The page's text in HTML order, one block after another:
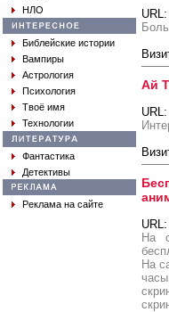
НЛО
Библейские истории
Вампиры
Астрология
Психология
Твоё имя
Технологии
Фантастика
Детективы
Реклама на сайте
URL:
Ай
URL:
URL:
На
На